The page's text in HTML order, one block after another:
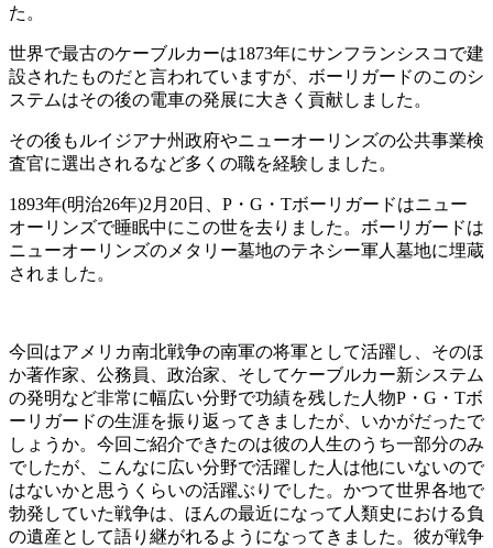
た。
世界で最古のケーブルカーは1873年にサンフランシスコで建
設されたものだと言われていますが、ボーリガードのこのシ
ステムはその後の電車の発展に大きく貢献しました。
その後もルイジアナ州政府やニューオーリンズの公共事業検
査官に選出されるなど多くの職を経験しました。
1893年(明治26年)2月20日、P・G・Tボーリガードはニュー
オーリンズで睡眠中にこの世を去りました。ボーリガードは
ニューオーリンズのメタリー墓地のテネシー軍人墓地に埋蔵
されました。
今回はアメリカ南北戦争の南軍の将軍として活躍し、そのほ
か著作家、公務員、政治家、そしてケーブルカー新システム
の発明など非常に幅広い分野で功績を残した人物P・G・Tボ
ーリガードの生涯を振り返ってきましたが、いかがだったで
しょうか。今回ご紹介できたのは彼の人生のうち一部分のみ
でしたが、こんなに広い分野で活躍した人は他にいないので
はないかと思うくらいの活躍ぶりでした。かつて世界各地で
勃発していた戦争は、ほんの最近になって人類史における負
の遺産として語り継がれるようになってきました。彼が戦争